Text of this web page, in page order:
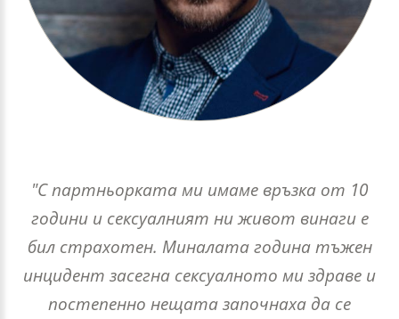
"С партньорката ми имаме връзка от 10
години и сексуалният ни живот винаги е
бил страхотен. Миналата година тъжен
инцидент засегна сексуалното ми здраве и
постепенно нещата започнаха да се